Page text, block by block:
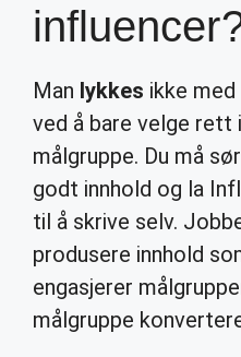
Man lykkes ikke med
ved å bare velge rett
målgruppe. Du må
godt innhold og la
til å skrive selv.
produsere innhold
engasjerer
målgruppe